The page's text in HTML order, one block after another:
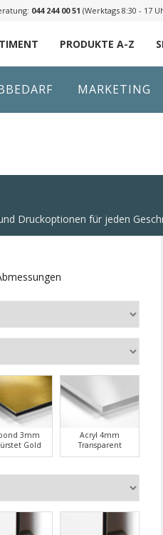
044 244 00 51 (Werktags 8:30 - 17
PRODUKTE A-Z
MARKETING
Druckoptionen für jeden
3mm
Gold
Acryl 4mm
Transparent